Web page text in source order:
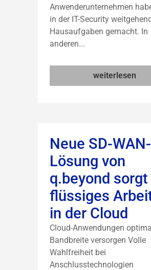
Anwenderunternehmen
in der IT-Security
Hausaufgaben gemacht. In
anderen...
weiterlesen
Neue SD-WAN-
Lösung von
q.beyond
flüssiges
in der Cloud
Cloud-Anwendungen
Bandbreite versorgen Volle
Wahlfreiheit bei
Anschlusstechnologien